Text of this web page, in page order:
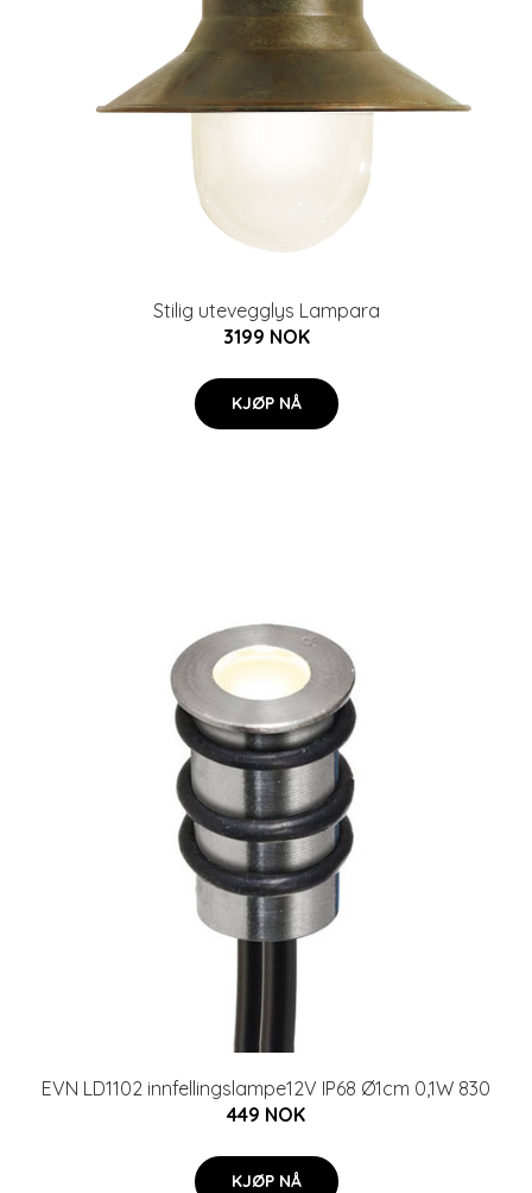
Stilig utevegglys Lampara
3199 NOK
KJØP NÅ
EVN LD1102 innfellingslampe12V IP68 Ø1cm 0,1W 830
449 NOK
KJØP NÅ